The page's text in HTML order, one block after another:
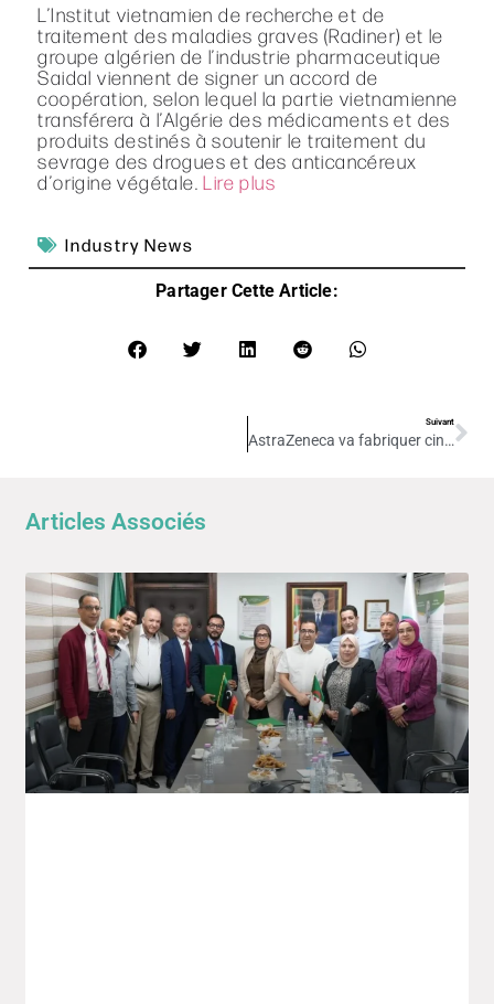
L’Institut vietnamien de recherche et de
traitement des maladies graves (Radiner) et le
groupe algérien de l’industrie pharmaceutique
Saidal viennent de signer un accord de
coopération, selon lequel la partie vietnamienne
transférera à l’Algérie des médicaments et des
produits destinés à soutenir le traitement du
sevrage des drogues et des anticancéreux
d’origine végétale.Lire plus
Industry News
Partager Cette Article:
Suivant
AstraZeneca va fabriquer cinq médicaments en Algérie
Articles Associés